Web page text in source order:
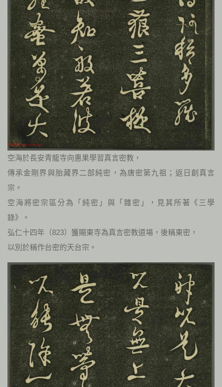
空海於長安青龍寺向惠果學習真言密教，
傳承金剛界與胎藏界二部純密，為唐密第九祖；返日創真言
宗。
空海將密宗區分為「純密」與「雜密」，見其所著《三學
錄》。
弘仁十四年（823）獲賜東寺為真言密教道場，後稱東密，
以別於稱作台密的天台宗。